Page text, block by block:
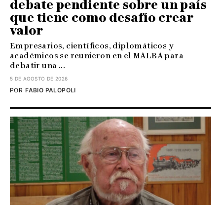
debate pendiente sobre un país
que tiene como desafío crear
valor
Empresarios, científicos, diplomáticos y
académicos se reunieron en el MALBA para
debatir una ...
5 DE AGOSTO DE 2026
FABIO PALOPOLI
POR